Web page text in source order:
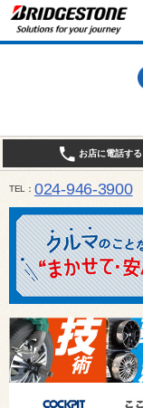
お店に電話する
TEL 024-946-3900
平日 9:30～19:00 日・祝日